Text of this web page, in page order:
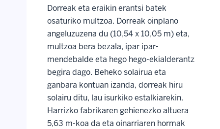
Dorreak eta eraikin erantsi batek
osaturiko multzoa. Dorreak oinplano
angeluzuzena du (10,54 x 10,05 m) eta,
multzoa bera bezala, ipar ipar-
mendebalde eta hego hego-ekialderantz
begira dago. Beheko solairua eta
ganbara kontuan izanda, dorreak hiru
solairu ditu, lau isurkiko estalkiarekin.
Harrizko fabrikaren gehienezko altuera
5,63 m-koa da eta oinarriaren hormak